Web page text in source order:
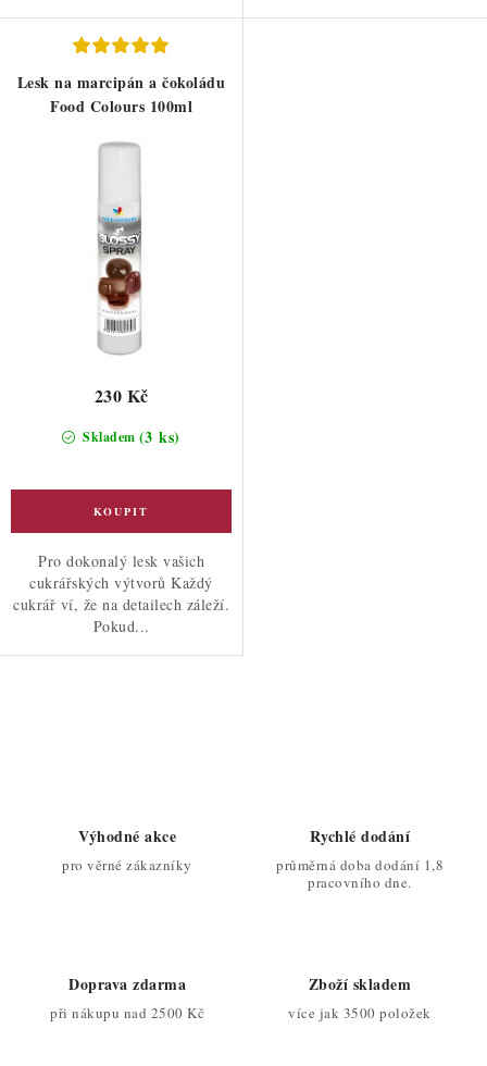
Lesk na marcipán a čokoládu
Food Colours 100ml
Skladem (3 ks)
230 Kč
Pro dokonalý lesk vašich
cukrářských výtvorů Každý
cukrář ví, že na detailech záleží.
Pokud...
Výhodné akce
pro věrné zákazníky
Rychlé dodání
průměrná doba dodání 1,8
pracovního dne.
Doprava zdarma
při nákupu nad 2500 Kč
Zboží skladem
více jak 3500 položek